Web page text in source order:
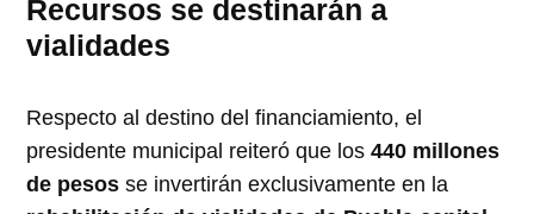
Recursos se destinarán a
vialidades
Respecto al destino del financiamiento, el
presidente municipal reiteró que los440 millones
de pesos se invertirán exclusivamente en la